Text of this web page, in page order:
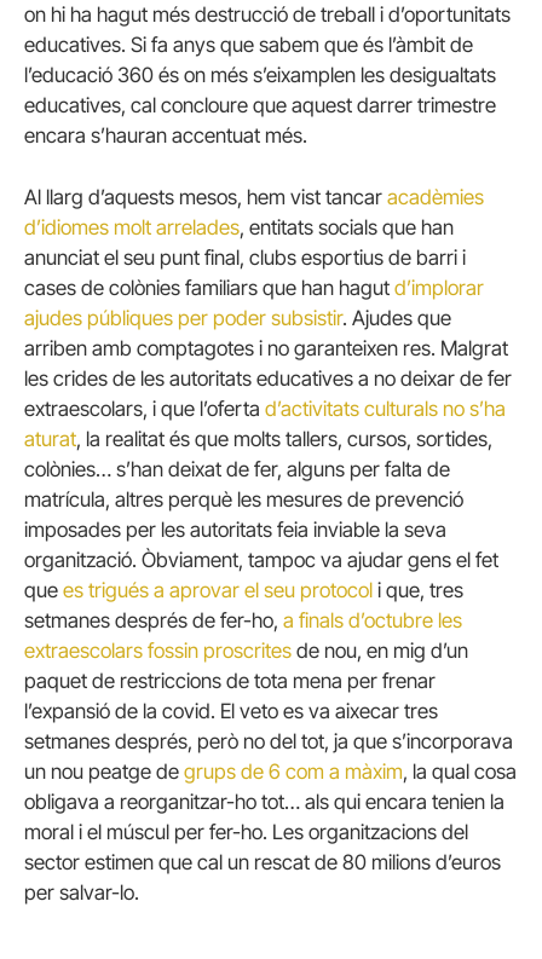
on hi ha hagut més destrucció de treball i d’oportunitats
educatives. Si fa anys que sabem que és l’àmbit de
l’educació 360 és on més s’eixamplen les desigualtats
educatives, cal concloure que aquest darrer trimestre
encara s’hauran accentuat més.
Al llarg d’aquests mesos, hem vist tancar acadèmies
d’idiomes molt arrelades, entitats socials que han
anunciat el seu punt final, clubs esportius de barri i
cases de colònies familiars que han hagut d’implorar
ajudes públiques per poder subsistir. Ajudes que
arriben amb comptagotes i no garanteixen res. Malgrat
les crides de les autoritats educatives a no deixar de fer
extraescolars, i que l’oferta d’activitats culturals no s’ha
aturat, la realitat és que molts tallers, cursos, sortides,
colònies… s’han deixat de fer, alguns per falta de
matrícula, altres perquè les mesures de prevenció
imposades per les autoritats feia inviable la seva
organització. Òbviament, tampoc va ajudar gens el fet
que es trigués a aprovar el seu protocol i que, tres
setmanes després de fer-ho, a finals d’octubre les
extraescolars fossin proscrites de nou, en mig d’un
paquet de restriccions de tota mena per frenar
l’expansió de la covid. El veto es va aixecar tres
setmanes després, però no del tot, ja que s’incorporava
un nou peatge de grups de 6 com a màxim, la qual cosa
obligava a reorganitzar-ho tot… als qui encara tenien la
moral i el múscul per fer-ho. Les organitzacions del
sector estimen que cal un rescat de 80 milions d’euros
per salvar-lo.